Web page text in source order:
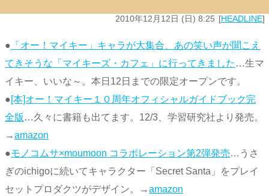
2010年12月12日 (日) 8:25 HEADLINE
● 「オー！マイキー」キャラが大集合、あの笑い声が聞こえ
てきそうな「マイキーズ・カフェ」に行ってきました …生マ
イキー、いいな～。本日12日までの限定オープンです。
●[本]オー！マイキー１０周年オフィシャルガイドブック完
全版 …久々に書籍も出てます。12/3、学習研究社より発売。
→amazon
●モノコムサ×moumoon コラボレーション第2弾発売…うさ
ぎのichigoに続いてキャラクター「Secret Santa」をプレイ
セットプロダクツがデザイン。→amazon